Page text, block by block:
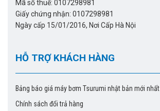
Mã số thuế: 0107298981
Giấy chứng nhận: 0107298981
Ngày cấp 15/01/2016, Nơi Cấp Hà Nội
HỖ TRỢ KHÁCH HÀNG
Bảng báo giá máy bơm Tsurumi nhật bản mới
Chính sách đổi trả hàng